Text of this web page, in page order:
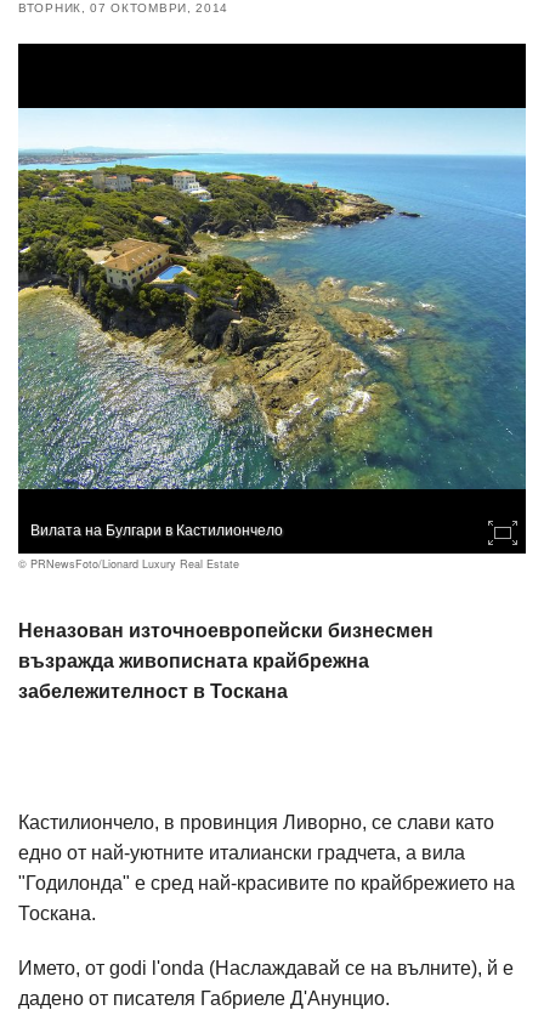
ВТОРНИК, 07 ОКТОМВРИ, 2014
Вилата на Булгари в Кастилиончело
© PRNewsFoto/Lionard Luxury Real Estate
Неназован източноевропейски бизнесмен
възражда живописната крайбрежна
забележителност в Тоскана
Кастилиончело, в провинция Ливорно, се слави като
едно от най-уютните италиански градчета, а вила
"Годилонда" е сред най-красивите по крайбрежието на
Тоскана.
Името, от godi l'onda (Наслаждавай се на вълните), й е
дадено от писателя Габриеле Д'Анунцио.